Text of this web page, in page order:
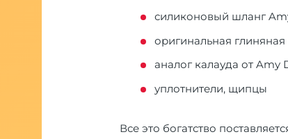
силиконовый шланг
оригинальная
аналог калауда от Amy
уплотнители, щипцы
Все это богатство